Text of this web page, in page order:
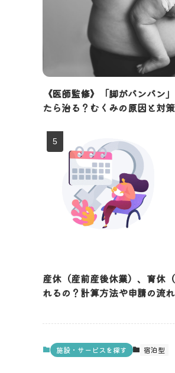
《医師監修》「脚がパンパン
たら治る？むくみの原因と対策
産休（産前産後休業）、育休
れるの？計算方法や申請の流れ
施設・サービスを探す 宿泊型